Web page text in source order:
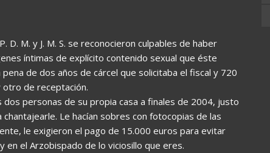
D. M. y J. M. S. se reconocieron culpables de haber
íntimas de explícito contenido sexual que éste
de dos años de cárcel que solicitaba el fiscal y 720
de receptación.
personas de su propia casa a finales de 2004, justo
Le hacían sobres con fotocopias de las
le exigieron el pago de 15.000 euros para evitar
el Arzobispado de lo viciosillo que eres.